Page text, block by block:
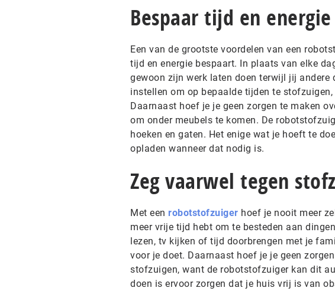
Bespaar tijd en
Een van de grootste voordelen van een
tijd en energie bespaart. In plaats van elke
gewoon zijn werk laten doen terwijl jij
instellen om op bepaalde tijden te
Daarnaast hoef je je geen zorgen te maken
om onder meubels te komen. De
hoeken en gaten. Het enige wat je hoeft te
opladen wanneer dat nodig is.
Zeg vaarwel tegen
Met een robotstofzuiger hoef je nooit meer
meer vrije tijd hebt om te besteden aan
lezen, tv kijken of tijd doorbrengen met je
voor je doet. Daarnaast hoef je je geen
stofzuigen, want de robotstofzuiger kan dit
doen is ervoor zorgen dat je huis vrij is van